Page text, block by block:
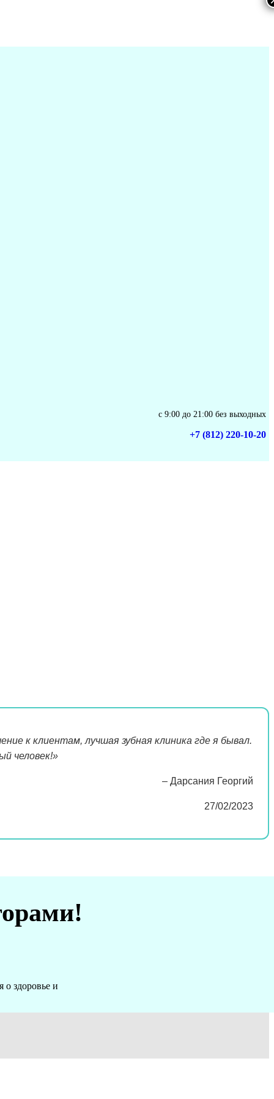
с 9:00 до 21:00 без выходных
+7 (812) 220-10-20
к клиентам, лучшая зубная клиника где я бывал.
человек!»
– Дарсания Георгий
27/02/2023
о здоровье и